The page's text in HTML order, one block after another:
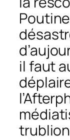
il faut